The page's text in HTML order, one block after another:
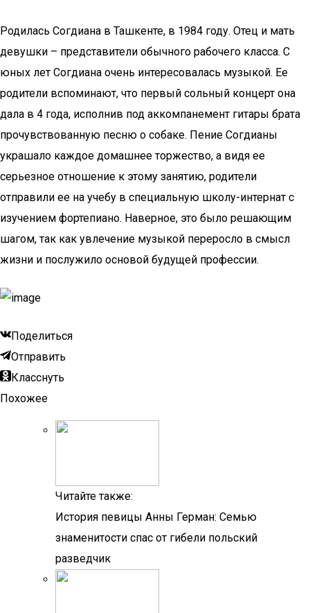
Родилась Согдиана в Ташкенте, в 1984 году. Отец и мать
девушки – представители обычного рабочего класса. С
юных лет Согдиана очень интересовалась музыкой. Ее
родители вспоминают, что первый сольный концерт она
дала в 4 года, исполнив под аккомпанемент гитары брата
прочувствованную песню о собаке. Пение Согдианы
украшало каждое домашнее торжество, а видя ее
серьезное отношение к этому занятию, родители
отправили ее на учебу в специальную школу-интернат с
изучением фортепиано. Наверное, это было решающим
шагом, так как увлечение музыкой переросло в смысл
жизни и послужило основой будущей профессии.
Поделиться
Отправить
Класснуть
Похожее
Читайте также:
История певицы Анны Герман: Семью
знаменитости спас от гибели польский
разведчик